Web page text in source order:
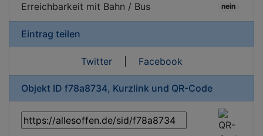
Erreichbarkeit mit Bahn / Bus nein
Eintrag teilen
Twitter| Facebook
Objekt ID f78a8734, Kurzlink und QR-Code